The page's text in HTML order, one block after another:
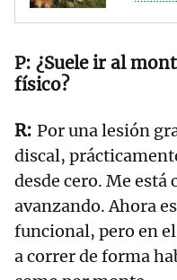
¿Suele ir al
físico?
Por una lesión
discal,
desde cero. Me está
avanzando. Ahora
funcional, pero en
a correr de forma